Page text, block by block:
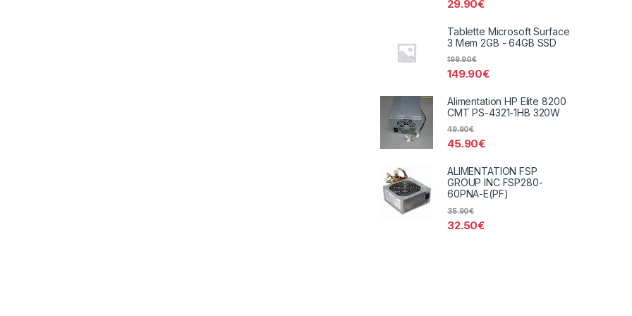
29.90€
Tablette Microsoft Surface
3 Mem 2GB - 64GB SSD
149.90€
199.90€
Alimentation HP Elite 8200
CMT PS-4321-1HB 320W
45.90€
49.90€
ALIMENTATION FSP
GROUP INC FSP280-
60PNA-E(PF)
32.50€
35.90€